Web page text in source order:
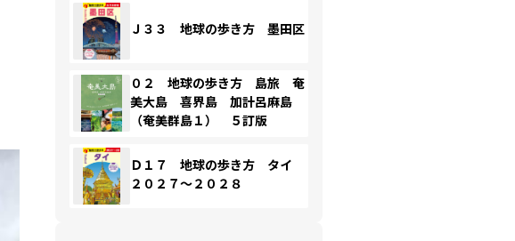
Ｊ３３ 地球の歩き方 墨田区
０２ 地球の歩き方 島旅 奄
美大島 喜界島 加計呂麻島
（奄美群島１） ５訂版
Ｄ１７ 地球の歩き方 タイ
２０２７～２０２８